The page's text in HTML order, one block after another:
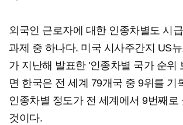
외국인 근로자에 대한 인종차별도 시
과제 중 하나다. 미국 시사주간지 US
가 지난해 발표한 '인종차별 국가 순위
면 한국은 전 세계 79개국 중 9위를 기
인종차별 정도가 전 세계에서 9번째로
것이다.